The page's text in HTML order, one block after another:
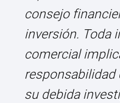
consejo
inversión. Toda
comercial
responsabilidad
su debida